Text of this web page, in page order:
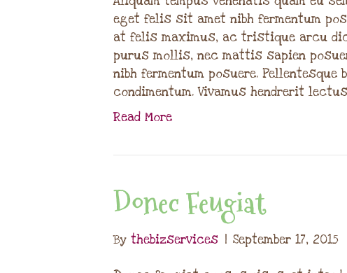
eget felis sit amet nibh fermentum
at felis maximus, ac tristique arcu
purus mollis, nec mattis sapien
nibh fermentum posuere.
condimentum. Vivamus hendrerit
Read More
Donec Feugiat
By thebizservices | September 17, 2015